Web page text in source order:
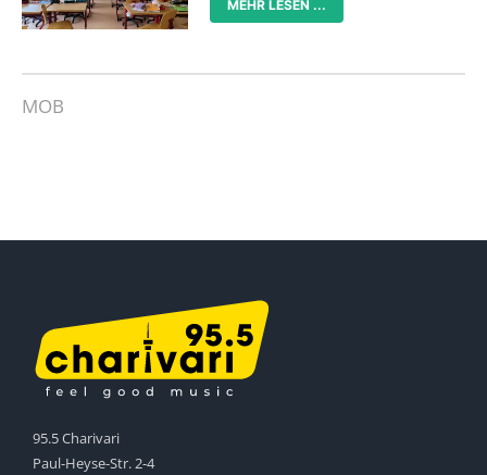
MEHR LESEN ...
MOB
95.5 Charivari
Paul-Heyse-Str. 2-4